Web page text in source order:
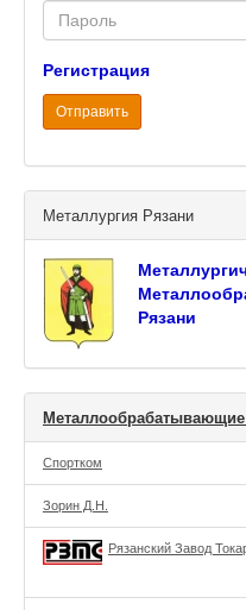
Password
Регистрация
Отправить
Металлургия Рязани
Рязани
Спортком
Зорин Д.Н.
Рязанский Завод